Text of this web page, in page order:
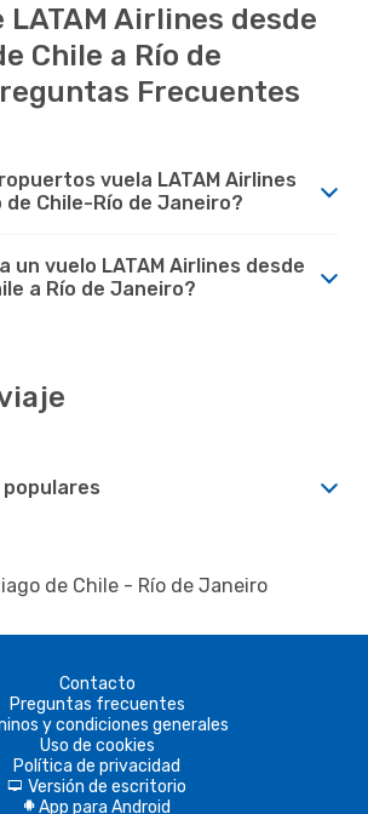
Airlines desde
Chile a Río de
Frecuentes
vuela LATAM Airlines
Chile-Río de Janeiro?
un vuelo LATAM Airlines desde
a Río de Janeiro?
de Chile - Río de Janeiro
Contacto
Preguntas frecuentes
y condiciones generales
Uso de cookies
Política de privacidad
d Versión de escritorio
A App para Android